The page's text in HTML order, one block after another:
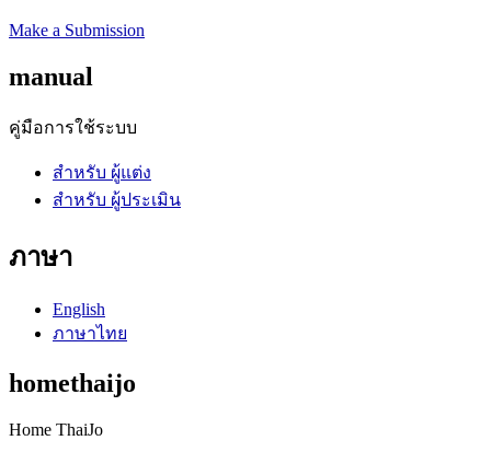
Make a Submission
manual
คู่มือการใช้ระบบ
สำหรับ ผู้แต่ง
สำหรับ ผู้ประเมิน
ภาษา
English
ภาษาไทย
homethaijo
Home ThaiJo